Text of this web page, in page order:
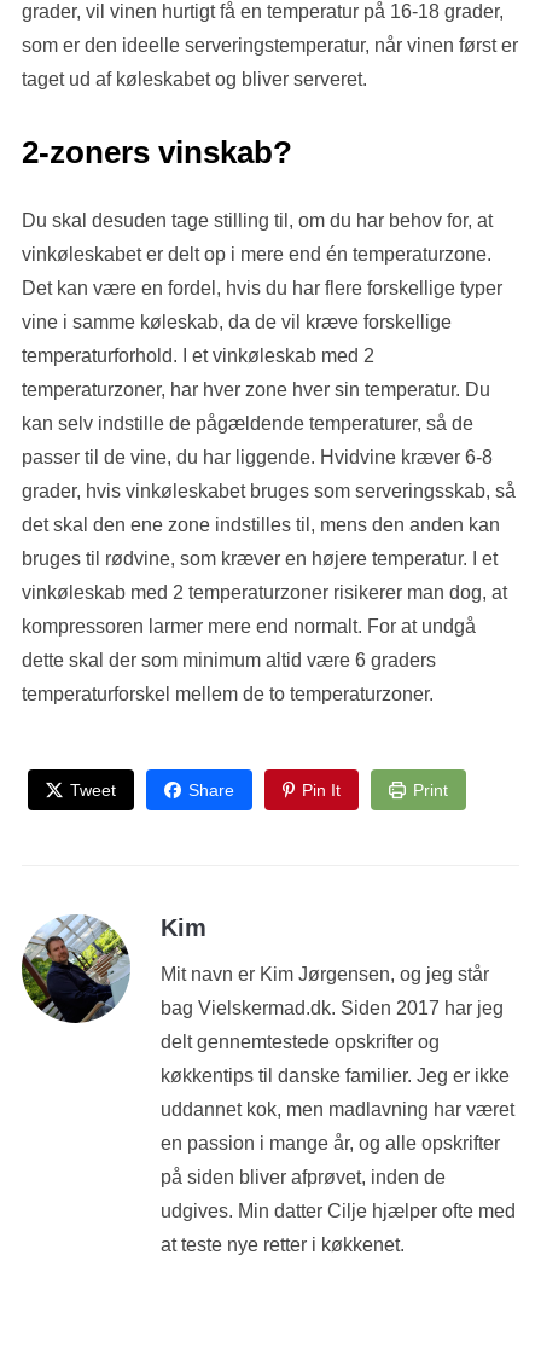
grader, vil vinen hurtigt få en temperatur på 16-18 grader,
som er den ideelle serveringstemperatur, når vinen først er
taget ud af køleskabet og bliver serveret.
2-zoners vinskab?
Du skal desuden tage stilling til, om du har behov for, at
vinkøleskabet er delt op i mere end én temperaturzone.
Det kan være en fordel, hvis du har flere forskellige typer
vine i samme køleskab, da de vil kræve forskellige
temperaturforhold. I et vinkøleskab med 2
temperaturzoner, har hver zone hver sin temperatur. Du
kan selv indstille de pågældende temperaturer, så de
passer til de vine, du har liggende. Hvidvine kræver 6-8
grader, hvis vinkøleskabet bruges som serveringsskab, så
det skal den ene zone indstilles til, mens den anden kan
bruges til rødvine, som kræver en højere temperatur. I et
vinkøleskab med 2 temperaturzoner risikerer man dog, at
kompressoren larmer mere end normalt. For at undgå
dette skal der som minimum altid være 6 graders
temperaturforskel mellem de to temperaturzoner.
Tweet Share Pin It Print
Kim
Mit navn er Kim Jørgensen, og jeg står
bag Vielskermad.dk. Siden 2017 har jeg
delt gennemtestede opskrifter og
køkkentips til danske familier. Jeg er ikke
uddannet kok, men madlavning har været
en passion i mange år, og alle opskrifter
på siden bliver afprøvet, inden de
udgives. Min datter Cilje hjælper ofte med
at teste nye retter i køkkenet.